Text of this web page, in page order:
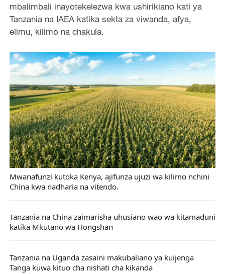
mbalimbali inayotekelezwa kwa ushirikiano kati ya
Tanzania na IAEA katika sekta za viwanda, afya,
elimu, kilimo na chakula.
Mwanafunzi kutoka Kenya, ajifunza ujuzi wa kilimo nchini
China kwa nadharia na vitendo.
Tanzania na China zaimarisha uhusiano wao wa kitamaduni
katika Mkutano wa Hongshan
Tanzania na Uganda zasaini makubaliano ya kuijenga
Tanga kuwa kituo cha nishati cha kikanda